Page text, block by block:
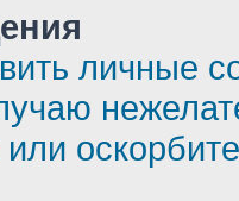
личные